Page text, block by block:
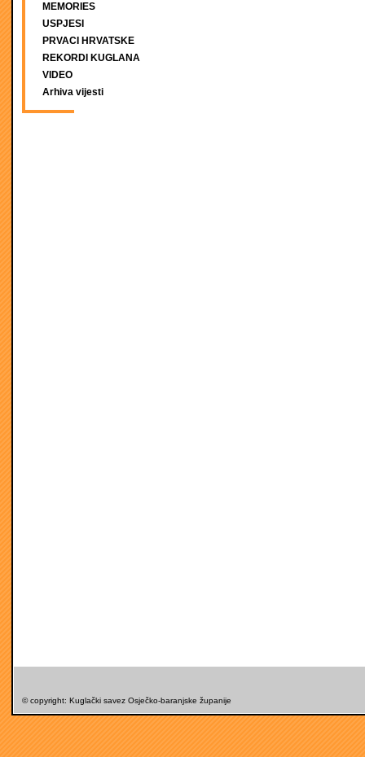
MEMORIES
USPJESI
PRVACI HRVATSKE
REKORDI KUGLANA
VIDEO
Arhiva vijesti
© copyright: Kuglački savez Osječko-baranjske županije